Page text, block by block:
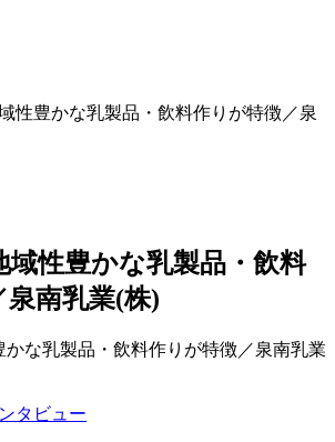
性豊かな乳製品・飲料作りが特徴／泉
域性豊かな乳製品・飲料
南乳業(株)
な乳製品・飲料作りが特徴／泉南乳業
タビュー